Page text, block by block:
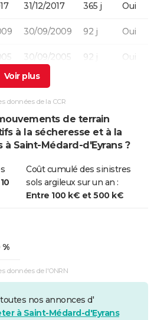
31/12/2017 365 j Oui
30/09/2009 92 j Oui
30/09/2005 92 j Oui
31/12/1990 579 j
données de la CCR
de terrain
à la sécheresse et à la
Saint-Médard-d'Eyrans ?
Coût cumulé des sinistres
sols argileux sur un an :
Entre 100 k€ et 500 k€
données de l'ONRN
nos annonces d'
à Saint-Médard-d'Eyrans